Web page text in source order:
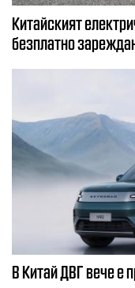
Китайският
безплатно
В Китай ДВГ вече е